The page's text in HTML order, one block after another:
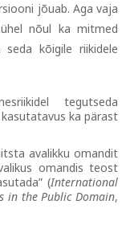
jõuab. Aga vaja
nõul ka mitmed
seda kõigile riikidele
tegutseda
ka pärast
avalikku omandit
omandis teost
(International
in the Public Domain,